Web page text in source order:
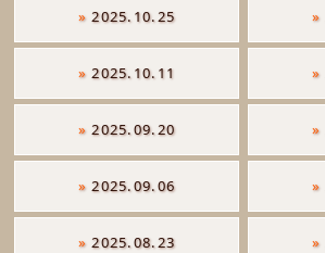
» 2025.10.25 »
» 2025.10.11 »
» 2025.09.20 »
» 2025.09.06 »
» 2025.08.23 »